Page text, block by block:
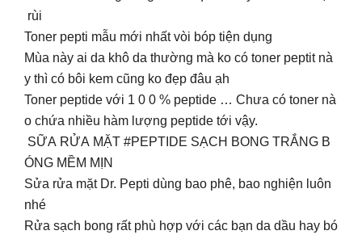
rùi
Toner pepti mẫu mới nhất vòi bóp tiện dụng
Mùa này ai da khô da thường mà ko có toner peptit nà
y thì có bôi kem cũng ko đẹp đâu ạh
Toner peptide với 1 0 0 % peptide … Chưa có toner nà
o chứa nhiều hàm lượng peptide tới vậy.
SỮA RỬA MẶT #PEPTIDE SẠCH BONG TRẮNG B
ÓNG MỀM MỊN
Sửa rửa mặt Dr. Pepti dùng bao phê, bao nghiện luôn
nhé
Rửa sạch bong rất phù hợp với các bạn da dầu hay bó